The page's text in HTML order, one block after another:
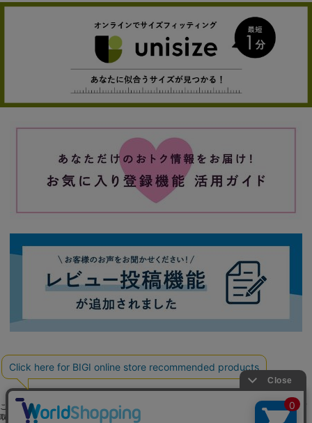
ご利用ガイド よくある質問 お問い合わせ 個人情報保護方針
特定商
取引法に基づく表記